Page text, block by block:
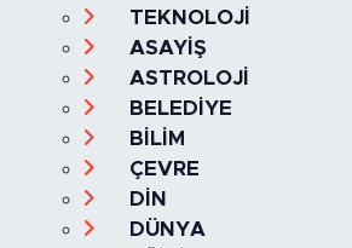
TEKNOLOJİ
ASAYİŞ
ASTROLOJİ
BELEDİYE
BİLİM
ÇEVRE
DİN
DÜNYA